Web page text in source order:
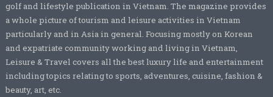
golf and lifestyle publication in Vietnam. The magazine provides
a whole picture of tourism and leisure activities in Vietnam
particularly and in Asia in general. Focusing mostly on Korean
and expatriate community working and living in Vietnam,
Leisure & Travel covers all the best luxury life and entertainment
including topics relating to sports, adventures, cuisine, fashion &
beauty, art, etc.